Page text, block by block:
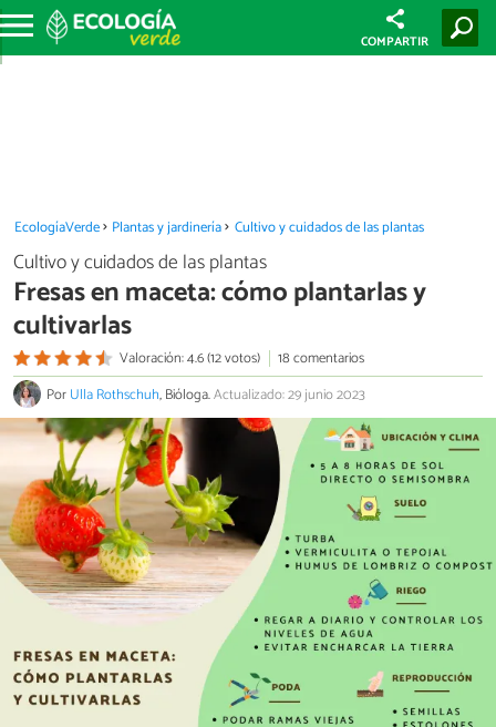
COMPARTIR
EcologíaVerde Plantas y jardinería Cultivo y cuidados de las plantas
Cultivo y cuidados de las plantas
Fresas en maceta: cómo plantarlas y
cultivarlas
Valoración: 4.6 (12 votos)
18 comentarios
PorUlla Rothschuh, Bióloga.Actualizado: 29 junio 2023